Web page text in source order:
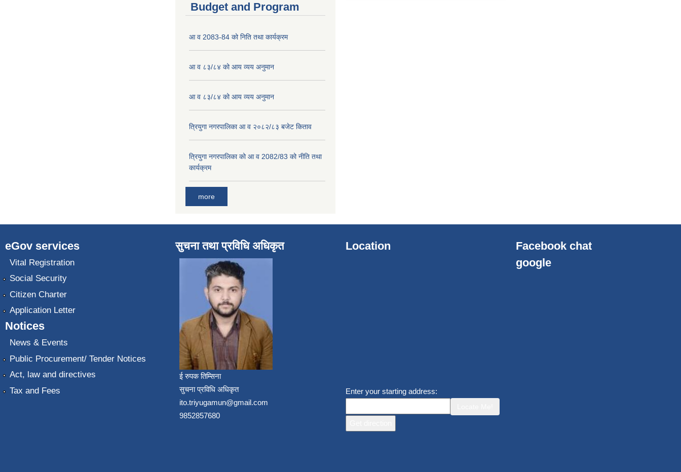
Budget and Program
आ व 2083-84 को निति तथा कार्यक्रम
आ व ८३/८४ को आय व्यय अनुमान
आ व ८३/८४ को आय व्यय अनुमान
त्रियुगा नगरपालिका आ व २०८२/८३ बजेट किताव
त्रियुगा नगरपालिका को आ व 2082/83 को नीति तथा
कार्यक्रम
more
eGov services
Vital Registration
Social Security
Citizen Charter
Application Letter
Notices
News & Events
Public Procurement/ Tender Notices
Act, law and directives
Tax and Fees
सुचना तथा प्रविधि अधिकृत
ई रुपक तिम्सिना
सुचना प्रविधि अधिकृत
ito.triyugamun@gmail.com
9852857680
Location
Enter your starting address:
Facebook chat
google